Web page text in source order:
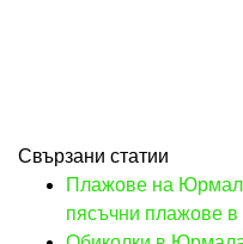
Свързани статии
Плажове на
пясъчни плажове